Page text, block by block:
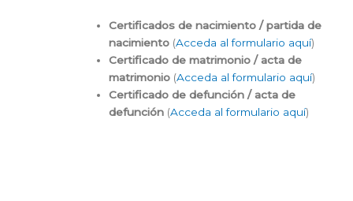
Certificados de nacimiento / partida de
nacimiento (Acceda al formulario aquí)
Certificado de matrimonio / acta de
matrimonio (Acceda al formulario aquí)
Certificado de defunción / acta de
defunción (Acceda al formulario aquí)